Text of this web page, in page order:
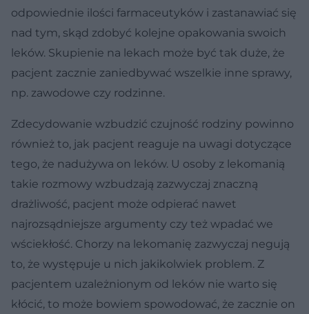
odpowiednie ilości farmaceutyków i zastanawiać się
nad tym, skąd zdobyć kolejne opakowania swoich
leków. Skupienie na lekach może być tak duże, że
pacjent zacznie zaniedbywać wszelkie inne sprawy,
np. zawodowe czy rodzinne.
Zdecydowanie wzbudzić czujność rodziny powinno
również to, jak pacjent reaguje na uwagi dotyczące
tego, że nadużywa on leków. U osoby z lekomanią
takie rozmowy wzbudzają zazwyczaj znaczną
drażliwość, pacjent może odpierać nawet
najrozsądniejsze argumenty czy też wpadać we
wściekłość. Chorzy na lekomanię zazwyczaj negują
to, że występuje u nich jakikolwiek problem. Z
pacjentem uzależnionym od leków nie warto się
kłócić, to może bowiem spowodować, że zacznie on